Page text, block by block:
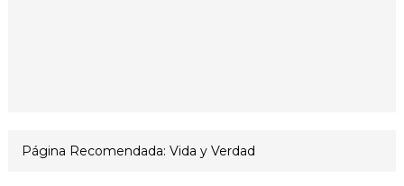
Página Recomendada: Vida y Verdad